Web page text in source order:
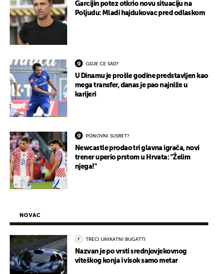
Garcijin potez otkrio novu situaciju na
Poljudu: Mladi hajdukovac pred odlaskom
GDJE ĆE SAD?
U Dinamu je prošle godine predstavljen kao
mega transfer, danas je pao najniže u
karijeri
PONOVNI SUSRET?
Newcastle prodao tri glavna igrača, novi
trener uperio prstom u Hrvata: "Želim
njega!"
NOVAC
TREĆI UNIKATNI BUGATTI
Nazvan je po vrsti srednjovjekovnog
viteškog konja i visok samo metar